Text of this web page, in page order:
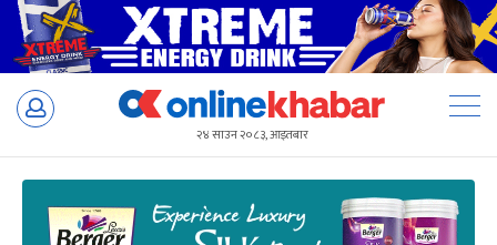
Skip
२४ साउन २०८३, आइतबार